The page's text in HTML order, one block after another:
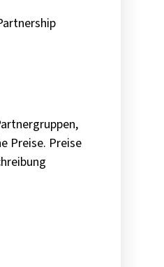
Preise. Preise